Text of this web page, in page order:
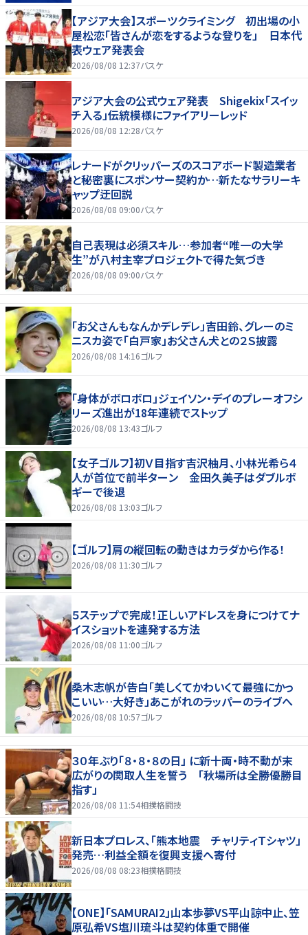
【アジア大会】スポーツクライミング 初出場の小
屋松恋「皆さんが恋をするような登りを」 日本代
表ウェア発表会
2026/08/08 12:37バスケ
アジア大会の公式ウェア発表 Shigekix「スイッ
チ入る」伝統模様にファイアリーレッド
2026/08/08 12:28バスケ
レナードがクリッパーズのスコアボード製造業者
と秘密裏にスポンサー契約か‬…新たなサラリーキ
ャップ迂回説
2026/08/08 09:00バスケ
自己表現は必須スキル…参加者“唯一の大学
生”が八村主宰プロジェクトで得た気づき
2026/08/08 09:00バスケ
「お父さんもなんかデレデレ」吉田鈴、グレーのミ
ニスカ姿で「白戸家」お父さん犬との２Ｓ披露
2026/08/08 14:16ゴルフ
「身体がボロボロ」ジェイソン・デイのプレーオフシ
リーズ進出が18年連続でストップ
2026/08/08 13:43ゴルフ
【女子ゴルフ】初Ｖ目指す吉沢柚月、小林光希ら４
人が首位で前半ターン 金田久美子はダブルボ
ギーで後退
2026/08/08 13:03ゴルフ
【ゴルフ】肩の縦回転の動きはカラダから作る！
2026/08/08 11:30ゴルフ
５ステップで完成！正しいアドレスを身につけてナ
イスショットを連発する方法
2026/08/08 11:00ゴルフ
桑木志帆が告白「美しくてかわいくて最強にかっ
こいい…大好き」あこがれのラッパーのライブへ
2026/08/08 10:57ゴルフ
３０年ぶり「８・８・８の日」 に新十両・時不動が末
広がりの関取人生を誓う 「秋場所は全勝優勝目
指す」
2026/08/08 11:54相撲格闘技
新日本プロレス、「熊本地震 チャリティＴシャツ」
発売…利益全額を復興支援へ寄付
2026/08/08 08:23相撲格闘技
【ONE】「SAMURAI2」山本歩夢VS平山諒中止、笠
原弘希VS塩川琉斗は契約体重で開催